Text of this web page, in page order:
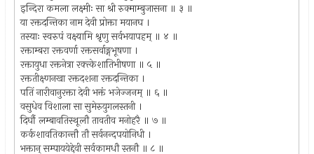
इन्दिरा कमला लक्ष्मीः सा श्री रुक्माम्बुजासना ॥ ३ ॥
या रक्तदन्तिका नाम देवी प्रोक्ता मयानघ ।
तस्याः स्वरुपं वक्ष्यामि श्रृणु सर्वभयापहम् ॥ ४ ॥
रक्ताम्बरा रक्तवर्णा रक्तसर्वाङ्गभूषणा ।
रक्तायुधा रक्तनेत्रा रक्त्केशातिभीषणा ॥ ५ ॥
रक्ततीक्ष्णनखा रक्तदशना रक्तदन्तिका ।
पतिं नारीवानुरक्ता देवी भक्तं भजेज्जनम् ॥ ६ ॥
वसुधेव विशाला सा सुमेरुयुगलस्तनी ।
दिर्घौ लम्बावतिस्थूलौ तावतीव मनोहरै ॥ ७ ॥
कर्कशावतिकान्तौ तौ सर्वनन्दपयोनिधी ।
भक्तान् सम्पाययेद्देवी सर्वकामधौ स्तनौ ॥ ८ ॥